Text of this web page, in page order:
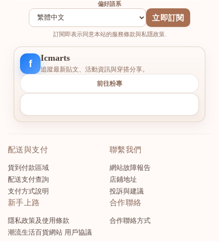
偏好語系
立即訂閱
訂閱即表示同意本站的服務條款與私隱政策.
f
Icmarts
追蹤最新貼文、活動資訊與穿搭分享。
前往粉專
配送與支付
貨到付款區域
配送支付查詢
支付方式說明
聯繫我們
網站故障報告
店鋪地址
投訴與建議
新手上路
隱私政策及使用條款
潮流生活百貨網站 用戶協議
合作聯絡
合作聯絡方式